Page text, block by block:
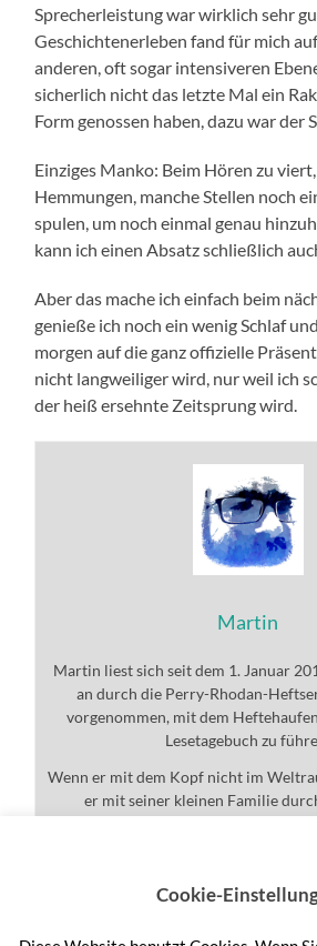
Sprecherleistung war wirklich sehr
Geschichtenerleben fand für mich
anderen, oft sogar intensiveren
sicherlich nicht das letzte Mal ein
Form genossen haben, dazu war der
Einziges Manko: Beim Hören zu
Hemmungen, manche Stellen noch
spulen, um noch einmal genau
kann ich einen Absatz schließlich
Aber das mache ich einfach beim
genieße ich noch ein wenig Schlaf
morgen auf die ganz offizielle
nicht langweiliger wird, nur weil ich
der heiß ersehnte Zeitsprung wird.
Martin
Martin liest sich seit dem 1. Januar
an durch die Perry-Rhodan-
vorgenommen, mit dem
Lesetagebuch zu
Wenn er mit dem Kopf nicht im
er mit seiner kleinen Familie
Cookie-